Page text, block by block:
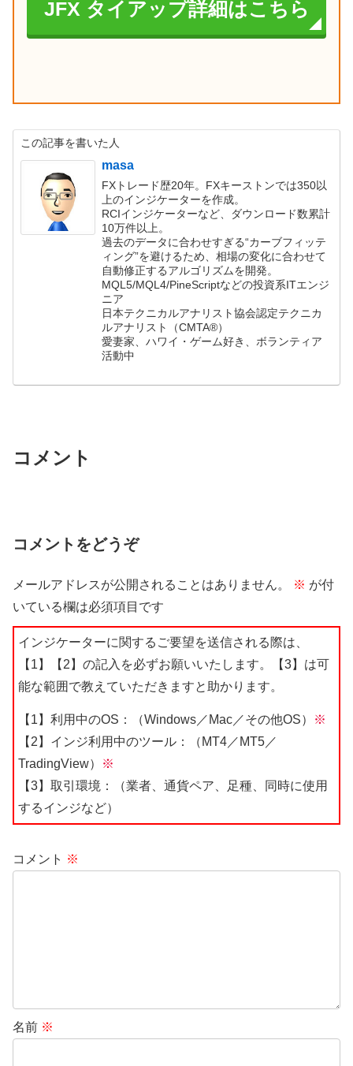
JFX タイアップ詳細はこちら
この記事を書いた人
masa
FXトレード歴20年。FXキーストンでは350以
上のインジケーターを作成。
RCIインジケーターなど、ダウンロード数累計
10万件以上。
過去のデータに合わせすぎる“カーブフィッテ
ィング”を避けるため、相場の変化に合わせて
自動修正するアルゴリズムを開発。
MQL5/MQL4/PineScriptなどの投資系ITエンジ
ニア
日本テクニカルアナリスト協会認定テクニカ
ルアナリスト（CMTA®）
愛妻家、ハワイ・ゲーム好き、ボランティア
活動中
コメント
コメントをどうぞ
メールアドレスが公開されることはありません。 ※ が付
いている欄は必須項目です
インジケーターに関するご要望を送信される際は、
【1】【2】の記入を必ずお願いいたします。【3】は可
能な範囲で教えていただきますと助かります。
【1】利用中のOS：（Windows／Mac／その他OS）
※
【2】インジ利用中のツール：（MT4／MT5／
TradingView）
※
【3】取引環境：（業者、通貨ペア、足種、同時に使用
するインジなど）
コメント ※
名前 ※